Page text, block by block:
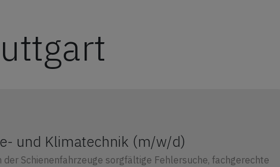
und Klimatechnik (m/w/d)
Schienenfahrzeuge sorgfältige Fehlersuche, fachgerechte